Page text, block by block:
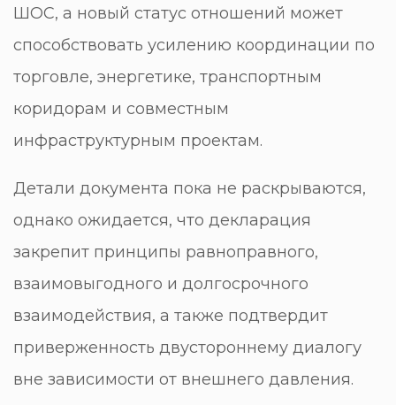
ШОС, а новый статус отношений может
способствовать усилению координации по
торговле, энергетике, транспортным
коридорам и совместным
инфраструктурным проектам.
Детали документа пока не раскрываются,
однако ожидается, что декларация
закрепит принципы равноправного,
взаимовыгодного и долгосрочного
взаимодействия, а также подтвердит
приверженность двустороннему диалогу
вне зависимости от внешнего давления.